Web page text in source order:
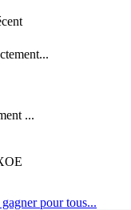
...
pour tous...